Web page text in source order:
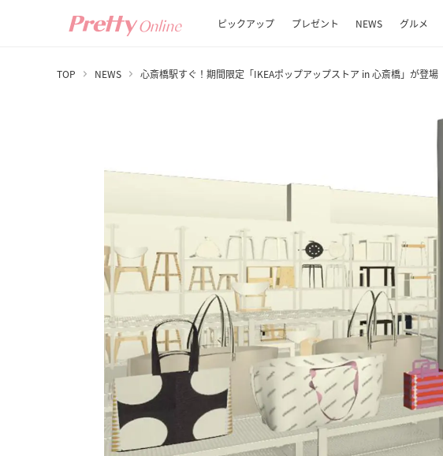
ピックアップ プレゼント NEWS グルメ
TOP NEWS 心斎橋駅すぐ！期間限定「IKEAポップアップストア in 心斎橋」が登場